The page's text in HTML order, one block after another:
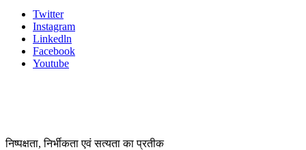
Twitter
Instagram
Linkedln
Facebook
Youtube
निष्पक्षता, निर्भीकता एवं सत्यता का प्रतीक